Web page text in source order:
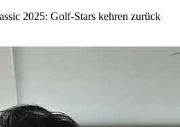
2025: Golf-Stars kehren zurück